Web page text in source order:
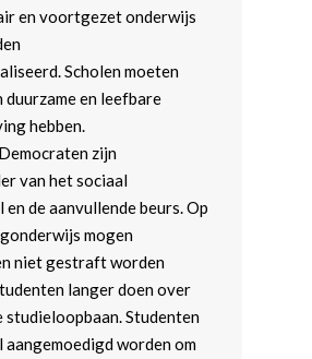
en voortgezet onderwijs
Scholen moeten
duurzame en leefbare
hebben.
zijn
van het sociaal
en de aanvullende beurs. Op
mogen
niet gestraft worden
langer doen over
studieloopbaan. Studenten
aangemoedigd worden om